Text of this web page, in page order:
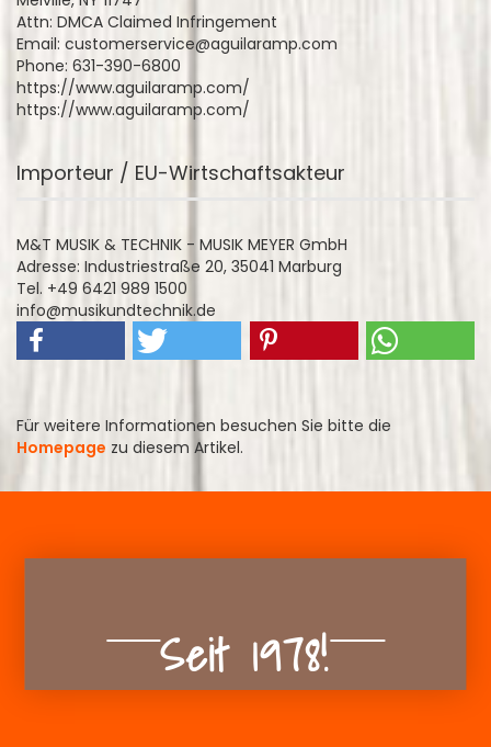
Attn: DMCA Claimed Infringement
Email: customerservice@aguilaramp.com
Phone: 631-390-6800
https://www.aguilaramp.com/
https://www.aguilaramp.com/
Importeur / EU-Wirtschaftsakteur
M&T MUSIK & TECHNIK - MUSIK MEYER GmbH
Adresse: Industriestraße 20, 35041 Marburg
Tel. +49 6421 989 1500
info@musikundtechnik.de
Für weitere Informationen besuchen Sie bitte die
Homepage zu diesem Artikel.
Seit 1978!